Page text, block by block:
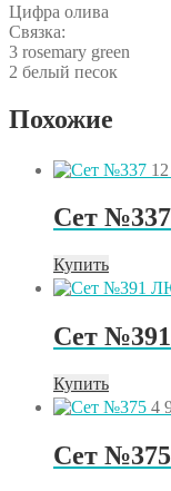
Цифра олива
Связка:
3 rosemary green
2 белый песок
Похожие
Сет №337
Купить
Сет
Купить
4
Сет №375